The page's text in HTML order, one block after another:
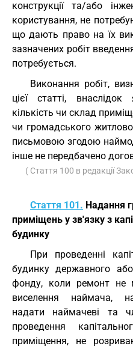
конструкції та/або
користування, не
що дають право на їх
зазначених робіт
потребується.
Виконання робіт,
цієї статті,
кількість чи склад
чи громадського
письмовою згодою
інше не передбачено
( Стаття 100 в редакції
Стаття 101. Надання
приміщень у зв'язку з
будинку
При проведенні
будинку державного
фонду, коли ремонт не
виселення наймача,
надати наймачеві та
проведення
приміщення, не